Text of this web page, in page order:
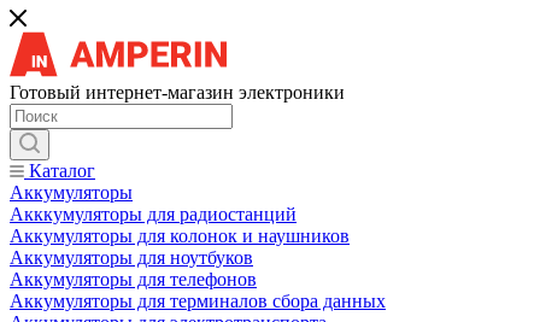
Готовый интернет-магазин электроники
Каталог
Аккумуляторы
Акккумуляторы для радиостанций
Аккумуляторы для колонок и наушников
Аккумуляторы для ноутбуков
Аккумуляторы для телефонов
Аккумуляторы для терминалов сбора данных